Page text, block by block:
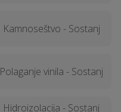
Kamnoseštvo - Sostanj
Polaganje vinila - Sostanj
Hidroizolacija - Sostanj